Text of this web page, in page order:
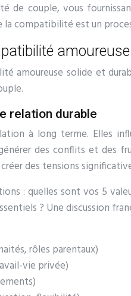
de couple, vous
compatibilité est un
amoureuse
amoureuse solide et
relation durable
à long terme. Elles
des conflits et des
des tensions
: quelles sont vos 5
? Une discussion
rôles parentaux)
vie privée)